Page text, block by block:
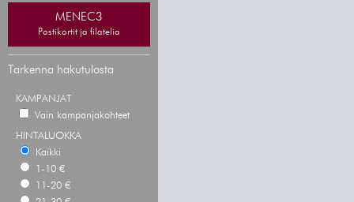
MENEC3
Postikortit ja filatelia
Tarkenna hakutulosta
KAMPANJAT
Vain kampanjakohteet
HINTALUOKKA
Kaikki
1-10 €
11-20 €